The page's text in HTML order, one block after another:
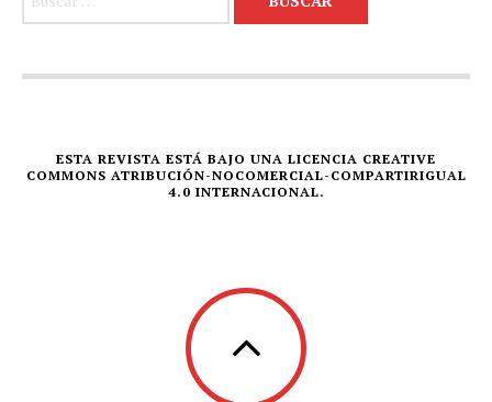
ESTA REVISTA ESTÁ BAJO UNA LICENCIA CREATIVE
COMMONS ATRIBUCIÓN-NOCOMERCIAL-COMPARTIRIGUAL
4.0 INTERNACIONAL.